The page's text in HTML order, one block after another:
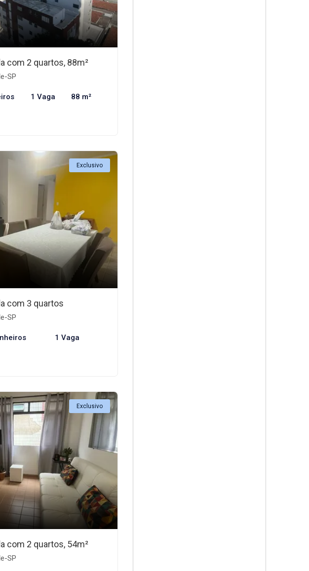
com 2 quartos, 88m²
SP
1 Vaga 88 m²
Exclusivo
com 3 quartos
SP
1 Vaga
Exclusivo
com 2 quartos, 54m²
SP